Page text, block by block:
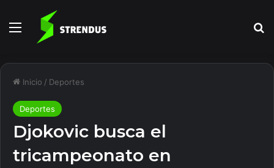
Menú
Inicio / Deportes
Deportes
Djokovic busca el
tricampeonato en